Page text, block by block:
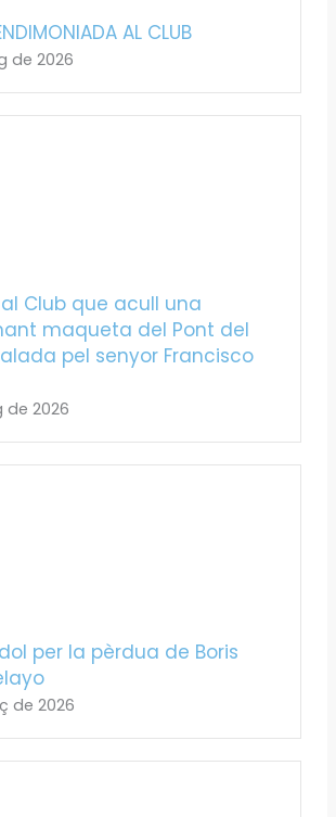
AL CLUB
de 2026
Club que acull una
maqueta del Pont del
pel senyor Francisco
de 2026
per la pèrdua de Boris
de 2026